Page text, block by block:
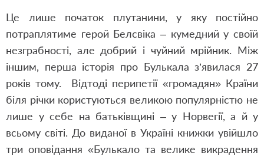
Це лише початок плутанини, у яку постійно
потраплятиме герой Белсвіка ‒ кумедний у своїй
незграбності, але добрий і чуйний мрійник. Між
іншим, перша історія про Булькала з’явилася 27
років тому. Відтоді перипетії «громадян» Країни
біля річки користуються великою популярністю не
лише у себе на батьківщині ‒ у Норвегії, а й у
всьому світі. До виданої в Україні книжки увійшло
три оповідання «Булькало та велике викрадення